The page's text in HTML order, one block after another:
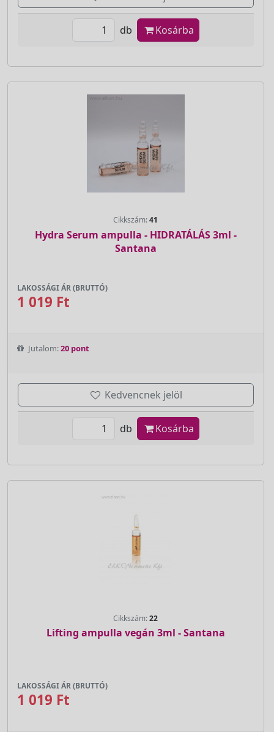
db Kosárba
Cikkszám:41
Hydra Serum ampulla - HIDRATÁLÁS 3ml -
Santana
LAKOSSÁGI ÁR (BRUTTÓ)
1 019 Ft
Jutalom:20 pont
Kedvencnek jelöl
db Kosárba
Cikkszám:22
Lifting ampulla vegán 3ml - Santana
LAKOSSÁGI ÁR (BRUTTÓ)
1 019 Ft